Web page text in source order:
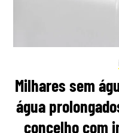
Milhares sem
água
concelho com